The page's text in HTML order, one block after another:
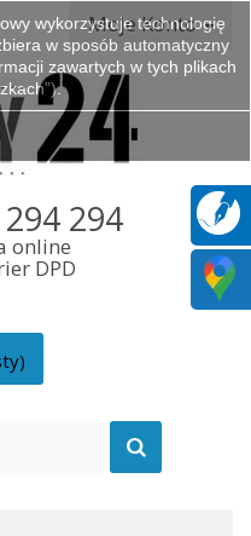
Moje Konto
294
online
DPD
wykorzystuje technologię
w sposób automatyczny
zawartych w tych plikach